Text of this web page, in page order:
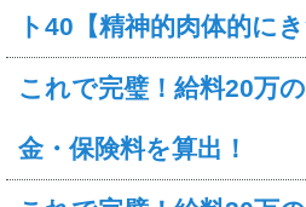
ト40【精神的肉体的に
これで完璧！給料20万
金・保険料を算出！